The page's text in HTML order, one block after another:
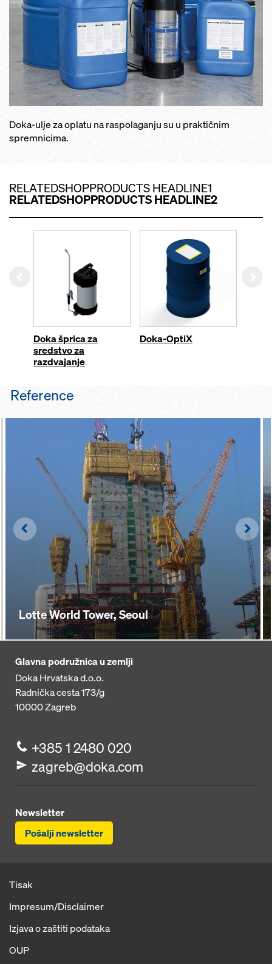
Doka-ulje za oplatu na raspolaganju su u praktičnim
spremnicima.
RELATEDSHOPPRODUCTS HEADLINE1
RELATEDSHOPPRODUCTS HEADLINE2
Doka šprica za
sredstvo za
razdvajanje
Doka-OptiX
Reference
Lotte World Tower, Seoul
Left
Glavna podružnica u zemlji
Doka Hrvatska d.o.o.
Radnička cesta 173/g
10000Zagreb
+385 1 2480 020
zagreb@doka.com
Newsletter
Pošalji newsletter
Tisak
Impresum/Disclaimer
Izjava o zaštiti podataka
OUP